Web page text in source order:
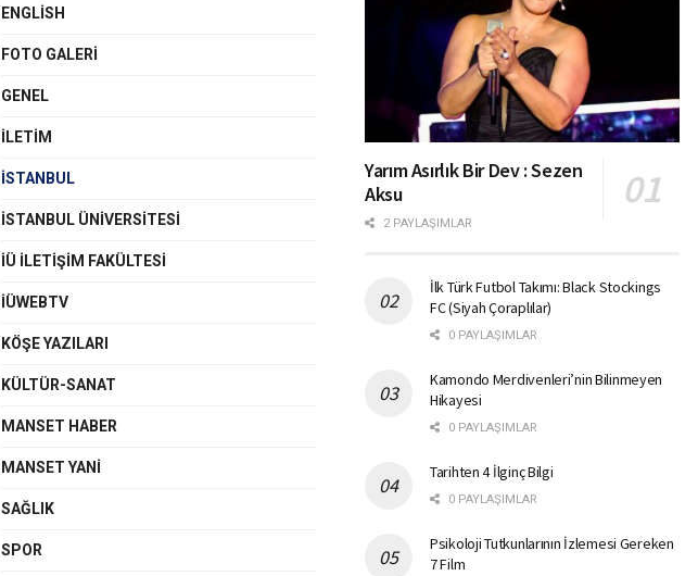
ENGLISH
FOTO GALERI
GENEL
İLETIM
İSTANBUL
İSTANBUL ÜNIVERSITESI
İÜ İLETIŞIM FAKÜLTESI
İÜWEBTV
KÖŞE YAZILARI
KÜLTÜR-SANAT
MANSET HABER
MANSET YANI
SAĞLIK
SPOR
Yarım Asırlık Bir Dev : Sezen
Aksu
2 PAYLAŞIMLAR
İlk Türk Futbol Takımı: Black Stockings
FC (Siyah Çoraplılar)
0 PAYLAŞIMLAR
Kamondo Merdivenleri’nin Bilinmeyen
Hikayesi
0 PAYLAŞIMLAR
Tarihten 4 İlginç Bilgi
0 PAYLAŞIMLAR
Psikoloji Tutkunlarının İzlemesi Gereken
7 Film